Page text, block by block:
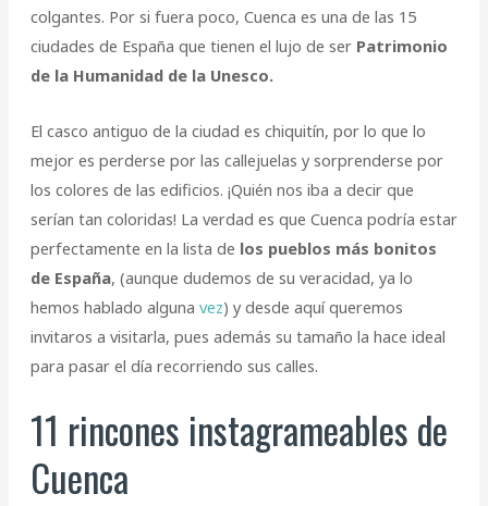
colgantes. Por si fuera poco, Cuenca es una de las 15
ciudades de España que tienen el lujo de ser Patrimonio
de la Humanidad de la Unesco.
El casco antiguo de la ciudad es chiquitín, por lo que lo
mejor es perderse por las callejuelas y sorprenderse por
los colores de las edificios. ¡Quién nos iba a decir que
serían tan coloridas! La verdad es que Cuenca podría estar
perfectamente en la lista de los pueblos más bonitos
de España, (aunque dudemos de su veracidad, ya lo
hemos hablado alguna vez) y desde aquí queremos
invitaros a visitarla, pues además su tamaño la hace ideal
para pasar el día recorriendo sus calles.
11 rincones instagrameables de
Cuenca